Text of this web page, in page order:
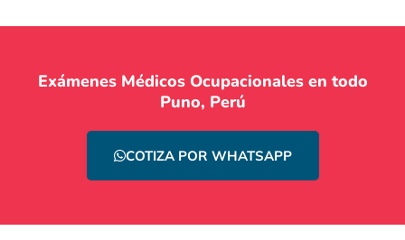
Exámenes Médicos Ocupacionales en todo
Puno, Perú
COTIZA POR WHATSAPP